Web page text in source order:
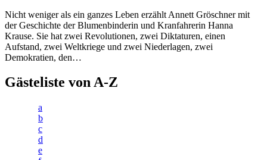
Nicht weniger als ein ganzes Leben erzählt Annett Gröschner mit
der Geschichte der Blumenbinderin und Kranfahrerin Hanna
Krause. Sie hat zwei Revolutionen, zwei Diktaturen, einen
Aufstand, zwei Weltkriege und zwei Niederlagen, zwei
Demokratien, den…
Gästeliste von A-Z
a
b
c
d
e